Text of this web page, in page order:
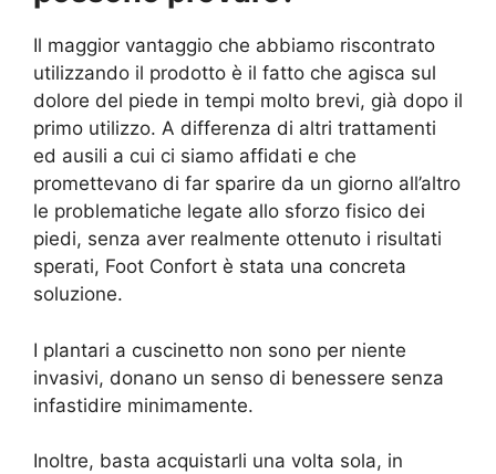
Il maggior vantaggio che abbiamo riscontrato
utilizzando il prodotto è il fatto che agisca sul
dolore del piede in tempi molto brevi, già dopo il
primo utilizzo. A differenza di altri trattamenti
ed ausili a cui ci siamo affidati e che
promettevano di far sparire da un giorno all’altro
le problematiche legate allo sforzo fisico dei
piedi, senza aver realmente ottenuto i risultati
sperati, Foot Confort è stata una concreta
soluzione.
I plantari a cuscinetto non sono per niente
invasivi, donano un senso di benessere senza
infastidire minimamente.
Inoltre, basta acquistarli una volta sola, in